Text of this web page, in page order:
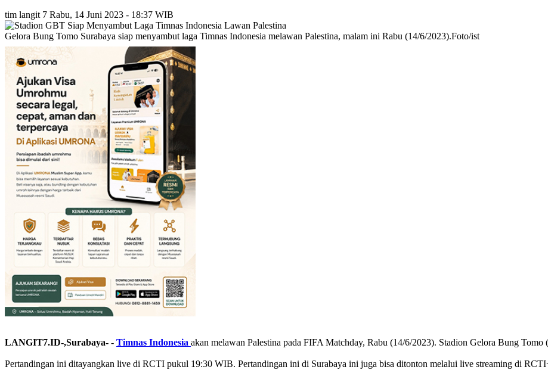
tim langit 7 Rabu, 14 Juni 2023 - 18:37 WIB
Gelora Bung Tomo Surabaya siap menyambut laga Timnas Indonesia melawan Palestina, malam ini Rabu (14/6/2023).Foto/ist
LANGIT7.ID-,Surabaya- - Timnas Indonesia akan melawan Palestina pada FIFA Matchday, Rabu (14/6/2023). Stadion Gelora Bung
Pertandingan ini ditayangkan live di RCTI pukul 19:30 WIB. Pertandingan ini di Surabaya ini juga bisa ditonton melalui live streaming di